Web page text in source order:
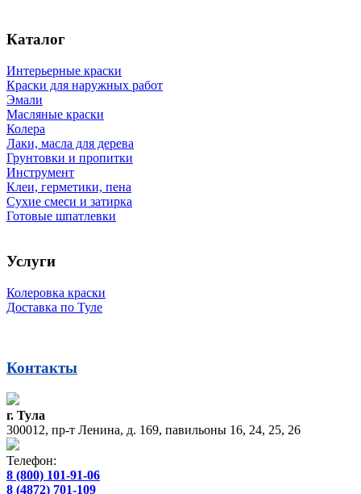
Каталог
Интерьерные краски
Краски для наружных работ
Эмали
Масляные краски
Колера
Лаки, масла для дерева
Грунтовки и пропитки
Инструмент
Клеи, герметики, пена
Сухие смеси и затирка
Готовые шпатлевки
Услуги
Колеровка краски
Доставка по Туле
Контакты
г. Тула
300012, пр-т Ленина, д. 169, павильоны 16, 24, 25, 26
Телефон:
8 (800) 101-91-06
8 (4872) 701-109